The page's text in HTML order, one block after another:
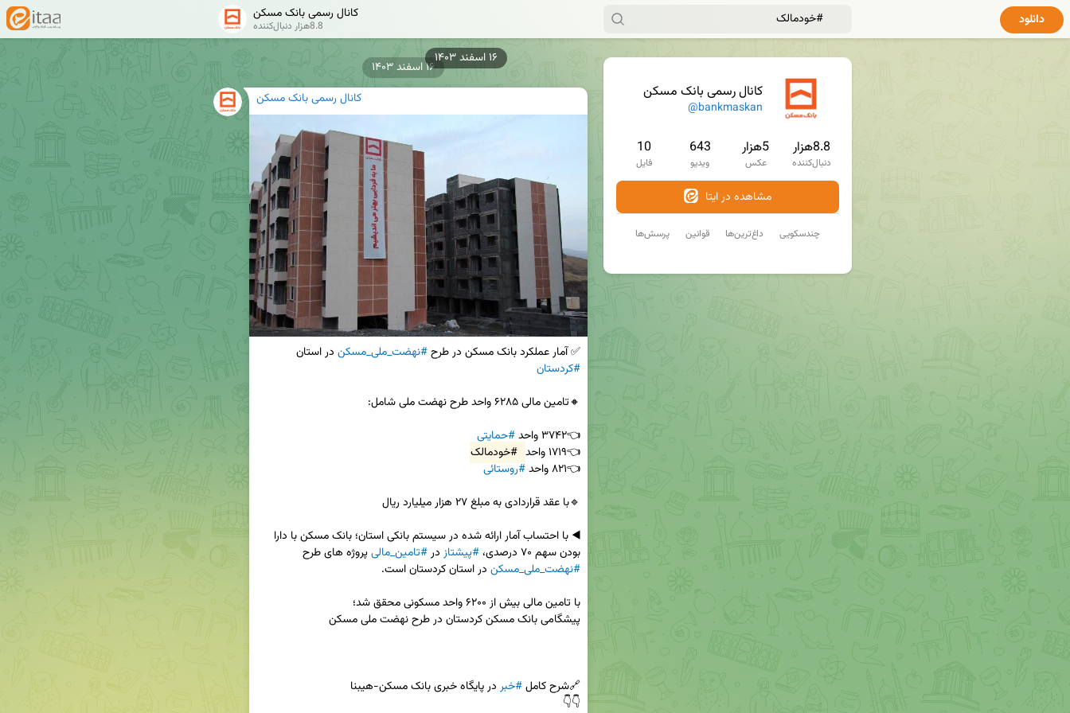
۱۶ اسفند ۱۴۰۳
کانال رسمی بانک مسکن
@bankmaskan
8.8هزار
دنبال‌کننده
5هزار
عکس
643
ویدیو
10
فایل
مشاهده در ایتا
پرسش‌ها قوانین داغ‌ترین‌ها چندسکویی
کانال رسمی بانک مسکن
8.8هزار دنبال‌کننده دانلود
کانال رسمی بانک مسکن
✅ آمار عملکرد بانک مسکن در طرح #نهضت_ملی_مسکن در استان
#کردستان
👈۳۷۴۲ واحد
#حمایتی
👈۱۷۱۹ واحد
#خودمالک
👈۸۲۱ واحد
#روستائی
بودن سهم ۷۰ درصدی،
#پیشتاز در #تامین_مالی پروژه های طرح
#نهضت_ملی_مسکن
🔗شرح کامل #خبر
👇👇
۱۶ اسفند ۱۴۰۳